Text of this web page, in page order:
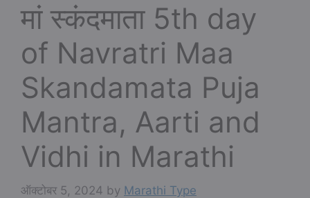
मां स्कंदमाता 5th day
of Navratri Maa
Skandamata Puja
Mantra, Aarti and
Vidhi in Marathi
ऑक्टोबर 5, 2024 by Marathi Type